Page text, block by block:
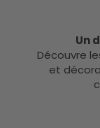
Un
Découvre
et